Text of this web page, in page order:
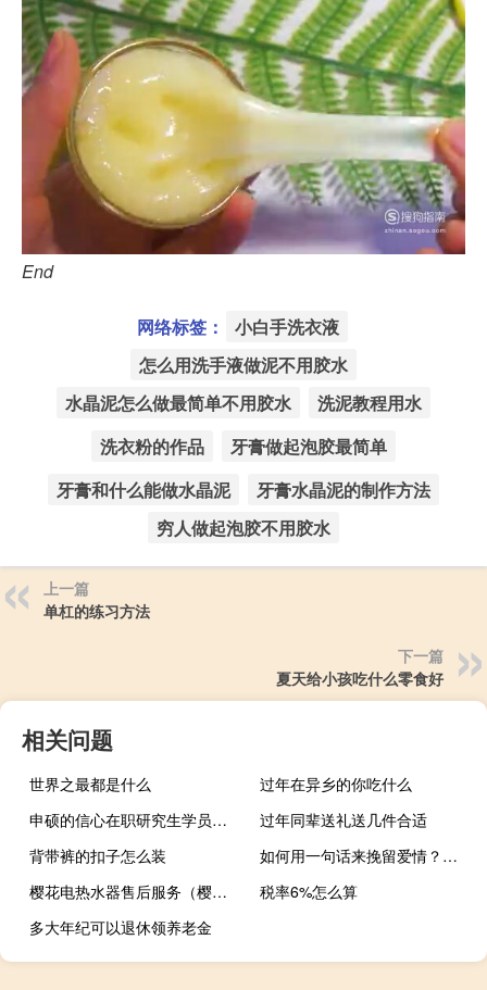
End
网络标签：
小白手洗衣液
怎么用洗手液做泥不用胶水
水晶泥怎么做最简单不用胶水
洗泥教程用水
洗衣粉的作品
牙膏做起泡胶最简单
牙膏和什么能做水晶泥
牙膏水晶泥的制作方法
穷人做起泡胶不用胶水
上一篇
单杠的练习方法
下一篇
夏天给小孩吃什么零食好
相关问题
世界之最都是什么
过年在异乡的你吃什么
申硕的信心在职研究生学员要如何坚定
过年同辈送礼送几件合适
背带裤的扣子怎么装
如何用一句话来挽留爱情？十句情话足矣
樱花电热水器售后服务（樱花电热水器怎么样）
税率6%怎么算
多大年纪可以退休领养老金